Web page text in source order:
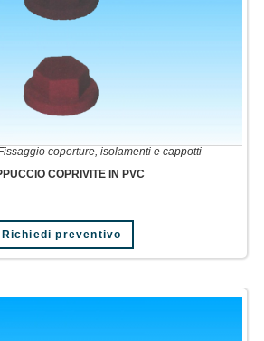
coperture, isolamenti e cappotti
COPRIVITE IN PVC
Richiedi preventivo